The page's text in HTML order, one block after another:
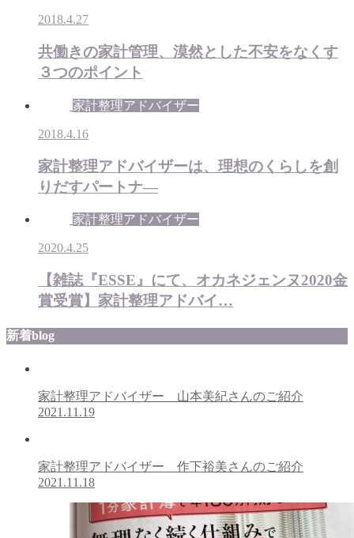
2018.4.27
共働きの家計管理、漠然とした不安をなくす
３つのポイント
家計整理アドバイザー
2018.4.16
家計整理アドバイザーは、理想のくらしを創
りだすパートナ―
家計整理アドバイザー
2020.4.25
【雑誌『ESSE』にて、オカネジェンヌ2020金
賞受賞】家計整理アドバイ…
新着blog
家計整理アドバイザー 山本美紀さんのご紹介
2021.11.19
家計整理アドバイザー 作下裕美さんのご紹介
2021.11.18